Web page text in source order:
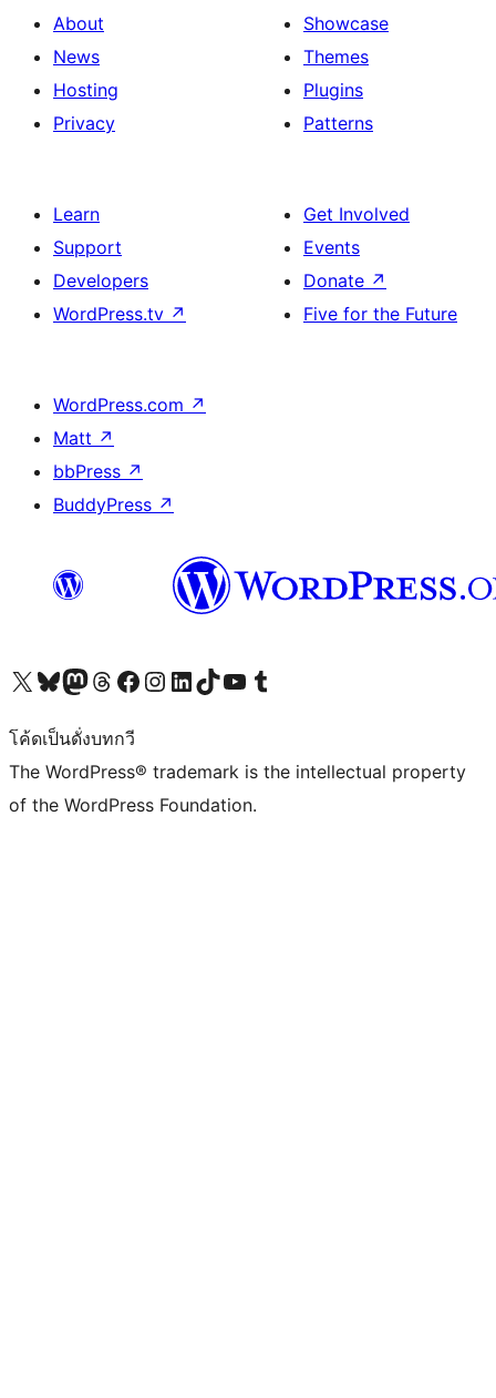
About
News
Hosting
Privacy
Showcase
Themes
Plugins
Patterns
Learn
Support
Developers
WordPress.tv ↗
Get Involved
Events
Donate ↗
Five for the Future
WordPress.com ↗
Matt ↗
bbPress ↗
BuddyPress ↗
Visit our X (formerly Twitter) account
Visit our Bluesky account
Visit our Mastodon account
Visit our Threads account
Visit our Facebook page
Visit our Instagram account
Visit our LinkedIn account
Visit our TikTok account
Visit our YouTube channel
Visit our Tumblr account
โค้ดเป็นดั่งบทกวี
The WordPress® trademark is the intellectual property
of the WordPress Foundation.